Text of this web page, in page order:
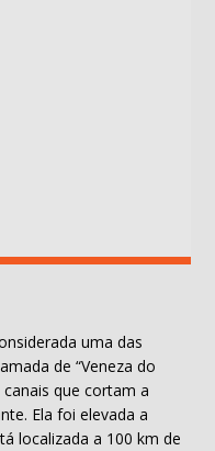
uma das
de “Veneza do
que cortam a
Ela foi elevada a
localizada a 100 km de